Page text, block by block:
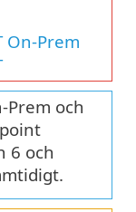
On-Prem
Prem och
6 och